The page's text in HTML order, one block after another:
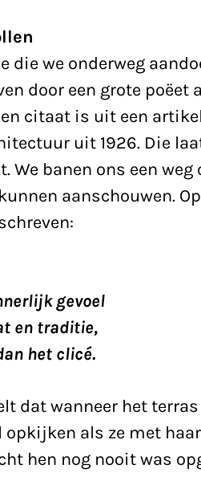
die we onderweg
door een grote poëet
citaat is uit een
uit 1926. Die
We banen ons een
aanschouwen.
gevoel
en traditie,
het clicé.
dat wanneer het
opkijken als ze met
hen nog nooit was